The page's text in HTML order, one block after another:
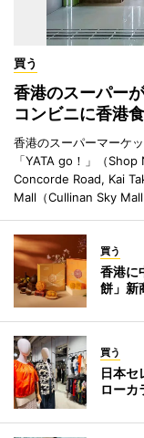
買う
香港のスーパー
コンビニに香港
香港のスーパーマーケ
「YATA go！」（
Concorde Road, Kai
Mall（Cullinan Sky Mall
買う
香港に
餅」新
買う
日本セ
ローカ